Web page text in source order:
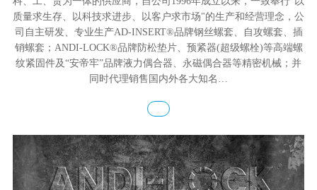
质量求生存、以科技求进步、以客户求市场"的生产和经营理念，公
司自主研发、专业生产AD-INSERT®品牌钢丝螺套、自攻螺套、插
销螺套；ANDI-LOCK®品牌防松垫片、预紧器(超级螺栓)等高端螺
纹紧固件及“安帝牢”品牌液力偶合器、永磁偶合器等精密机械；并
同时代理销售国内外各大知名…